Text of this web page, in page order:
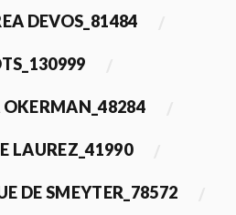
DEVOS_81484
LAUREZ_41990
DE SMEYTER_78572